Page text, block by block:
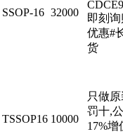
SSOP-16 32000
即刻
优惠#
货
TSSOP16 10000
只做
罚十,
17%增